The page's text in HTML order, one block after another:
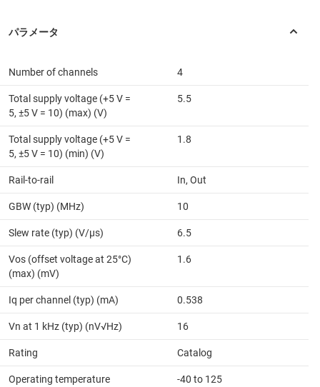
Number of channels 4
Total supply voltage (+5 V =
5, ±5 V = 10) (max) (V)
5.5
Total supply voltage (+5 V =
5, ±5 V = 10) (min) (V)
1.8
Rail-to-rail In, Out
GBW (typ) (MHz) 10
Slew rate (typ) (V/µs) 6.5
Vos (offset voltage at 25°C)
(max) (mV)
1.6
Iq per channel (typ) (mA) 0.538
Vn at 1 kHz (typ) (nV√Hz) 16
Rating Catalog
Operating temperature
-40 to 125